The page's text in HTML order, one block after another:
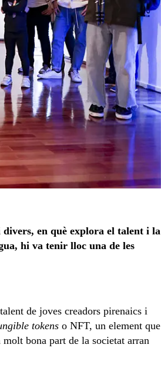
en què explora el talent i la
hi va tenir lloc una de les
de joves creadors pirenaics i
tokens o NFT, un element que
bona part de la societat arran